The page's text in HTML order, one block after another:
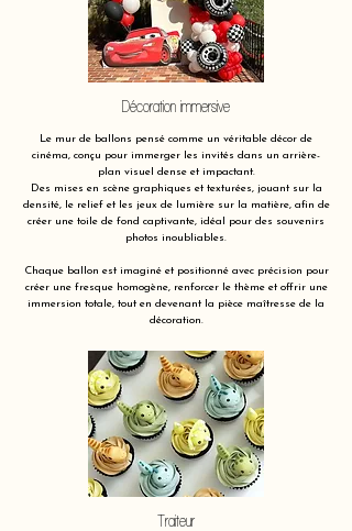
Décoration immersive
Le mur de ballons pensé comme un véritable décor de
cinéma, conçu pour immerger les invités dans un arrière-
plan visuel dense et impactant.
Des mises en scène graphiques et texturées, jouant sur la
densité, le relief et les jeux de lumière sur la matière, afin de
créer une toile de fond captivante, idéal pour des souvenirs
photos inoubliables.
Chaque ballon est imaginé et positionné avec précision pour
créer une fresque homogène, renforcer le thème et offrir une
immersion totale, tout en devenant la pièce maîtresse de la
décoration.
Traiteur